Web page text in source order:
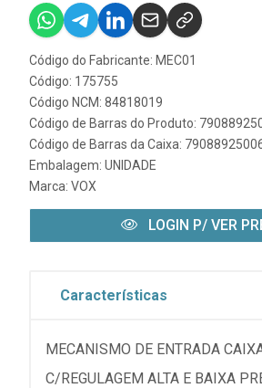
Código do Fabricante: MEC01
Código: 175755
Código NCM: 84818019
Código de Barras do Produto:
Código de Barras da Caixa:
Embalagem: UNIDADE
Marca: VOX
LOGIN P/ VER
Características
MECANISMO DE ENTRADA
C/REGULAGEM ALTA E BAIXA